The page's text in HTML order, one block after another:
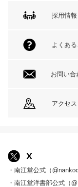
採用情報
よくあ
お問い合
アクセス
X
・南江堂公式（
・南江堂洋書部公式（